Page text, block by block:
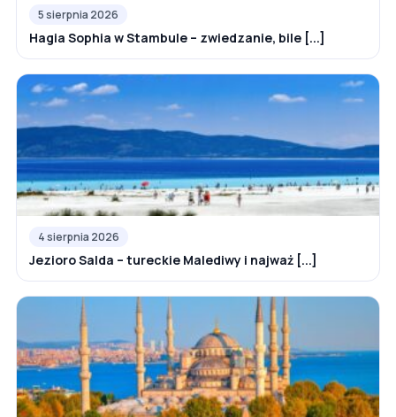
5 sierpnia 2026
Hagia Sophia w Stambule – zwiedzanie, bile [...]
4 sierpnia 2026
Jezioro Salda – tureckie Malediwy i najważ [...]